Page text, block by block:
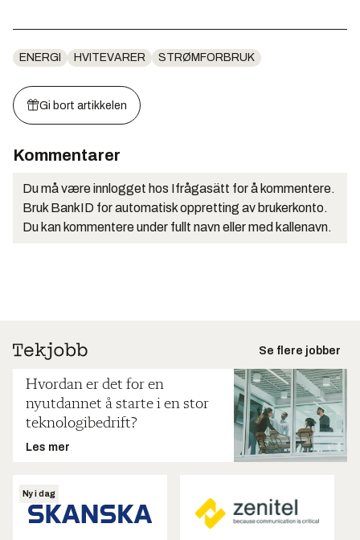
ENERGI HVITEVARER STRØMFORBRUK
Gi bort artikkelen
Kommentarer
Du må være innlogget hos Ifrågasätt for å kommentere.
Bruk BankID for automatisk oppretting av brukerkonto.
Du kan kommentere under fullt navn eller med kallenavn.
Se flere jobber
Hvordan er det for en
nyutdannet å starte i en stor
teknologibedrift?
Les mer
Ny i dag